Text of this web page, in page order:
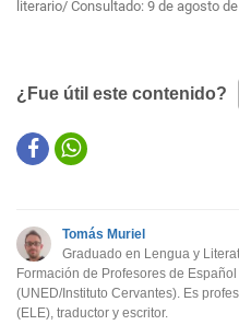
literario/ Consultado: 9 de agosto
¿Fue útil este contenido?
Este contenido contiene
Otro
Tomás Muriel
Graduado en Lengua y
Formación de Profesores de
(UNED/Instituto Cervantes). Es
(ELE), traductor y escritor.